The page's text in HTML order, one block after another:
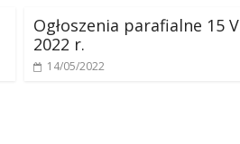
Ogłoszenia parafialne 15 V
2022 r.
14/05/2022